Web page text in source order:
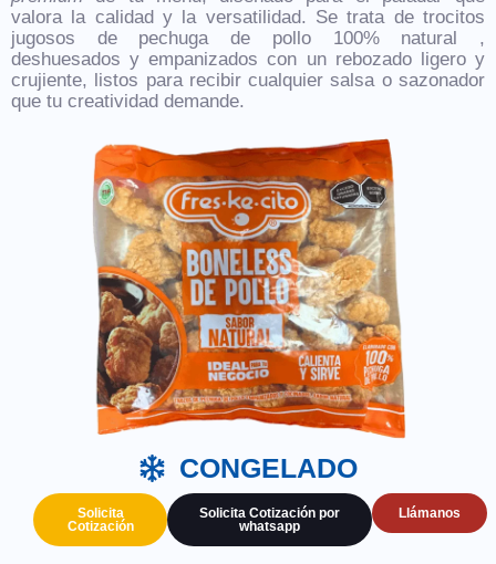
valora la calidad y la versatilidad. Se trata de trocitos
jugosos de pechuga de pollo 100% natural ,
deshuesados ​​y empanizados con un rebozado ligero y
crujiente, listos para recibir cualquier salsa o sazonador
que tu creatividad demande.
CONGELADO
Solicita
Cotización
Solicita Cotización por
whatsapp
Llámanos